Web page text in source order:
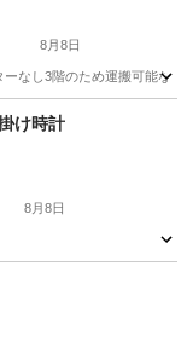
8月8日
なし3階のため運搬可能な
け時計
8月8日